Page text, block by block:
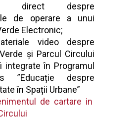
direct despre
de operare a unui
Electronic;
video despre
și Parcul Circului
integrate în Programul
”Educație despre
în Spații Urbane”
de cartare in